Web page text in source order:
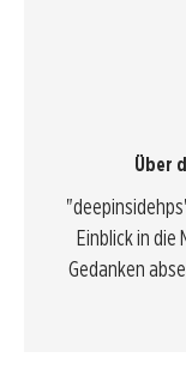
Über
Einblick in die
Gedanken